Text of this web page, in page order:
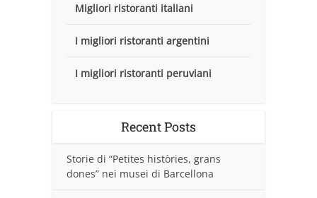
Migliori ristoranti italiani
I migliori ristoranti argentini
I migliori ristoranti peruviani
Recent Posts
Storie di “Petites històries, grans
dones” nei musei di Barcellona